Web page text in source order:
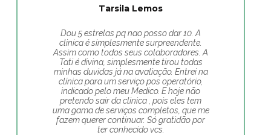
Tarsila Lemos
Dou 5 estrelas pq nao posso dar 10. A
clinica é simplesmente surpreendente.
Assim como todos seus colaboradores. A
Tati é divina, simplesmente tirou todas
minhas duvidas já na avaliação. Entrei na
clínica para um serviço pos operatório,
indicado pelo meu Medico. E hoje não
pretendo sair da clinica , pois eles tem
uma gama de serviços completos, que me
fazem querer continuar. Só gratidão por
ter conhecido vcs.